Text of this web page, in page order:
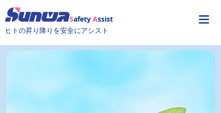
Safety Assist
ヒトの昇り降りを安全にアシスト